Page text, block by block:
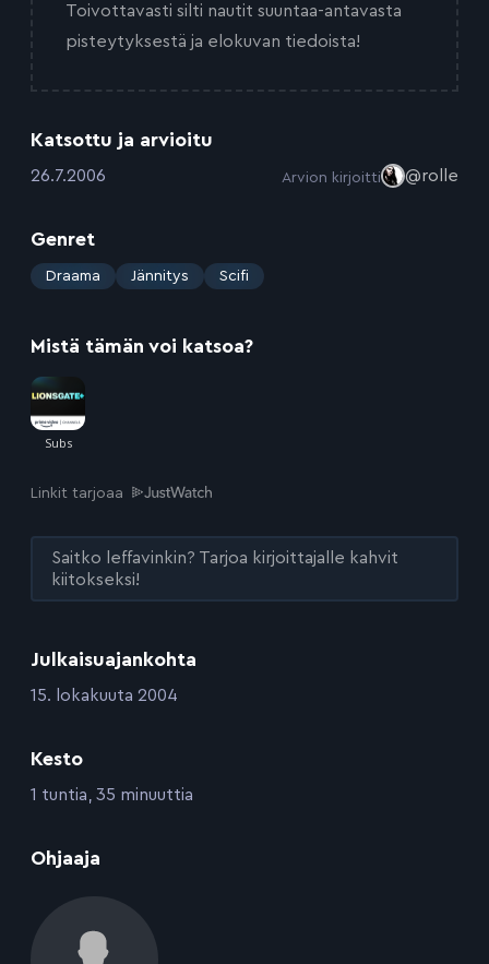
Julkaisuajankohta
:15. lokakuuta 2004
Kesto
:1 tuntia, 35 minuuttia
Ohjaaja
Toivottavasti silti nautit suuntaa-antavasta
pisteytyksestä ja elokuvan tiedoista!
Katsottu ja arvioitu
:26.7.2006 Arvion kirjoitti @rolle
Genret
: Draama Jännitys Scifi
Mistä tämän voi katsoa?
Linkit tarjoaa
Saitko leffavinkin? Tarjoa kirjoittajalle kahvit
kiitokseksi!